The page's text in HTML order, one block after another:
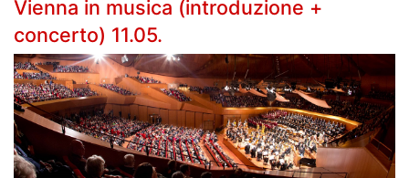
Vienna in musica (introduzione +
concerto) 11.05.